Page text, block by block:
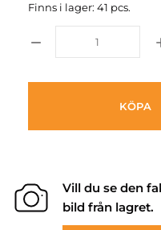
Finns i lager: 41 pcs.
KÖPA
Vill du se den
bild från lagret.